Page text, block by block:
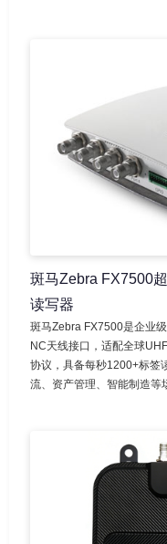
斑马Zebra FX7500
读写器
斑马Zebra FX7500是企业
NC天线接口，适配全球
协议，具备每秒1200+标签
流、资产管理、智能制造等